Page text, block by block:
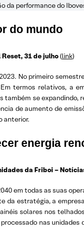
da performance do
do mundo
31 de julho(link)
No primeiro
termos relativos, a
se
de aumento de
anterior.
energia
da Friboi –
em todas as suas
da estratégia, a
solares nos
nas